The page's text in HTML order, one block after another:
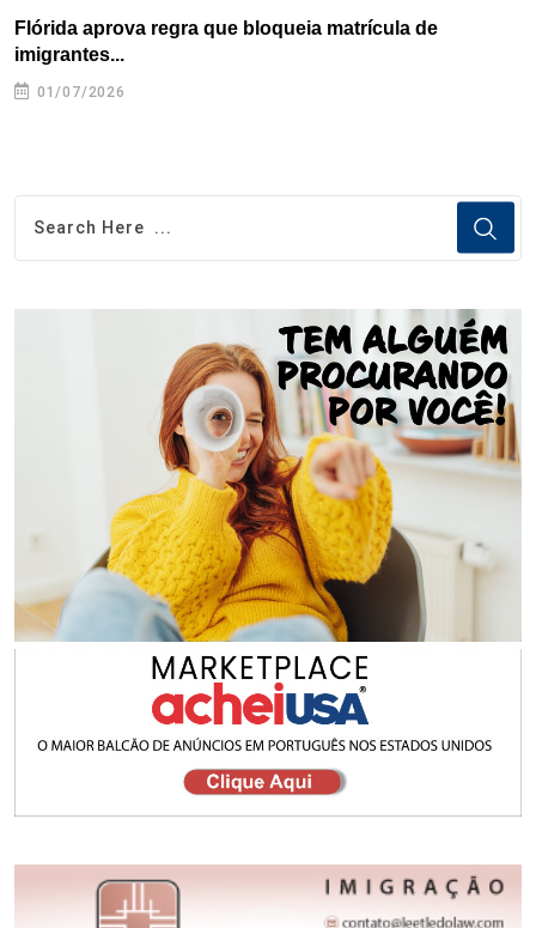
Flórida aprova regra que bloqueia matrícula de
imigrantes...
01/07/2026